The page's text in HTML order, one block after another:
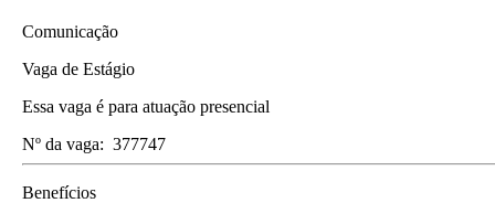
Comunicação
Vaga de Estágio
Essa vaga é para atuação presencial
Nº da vaga: 377747
Benefícios